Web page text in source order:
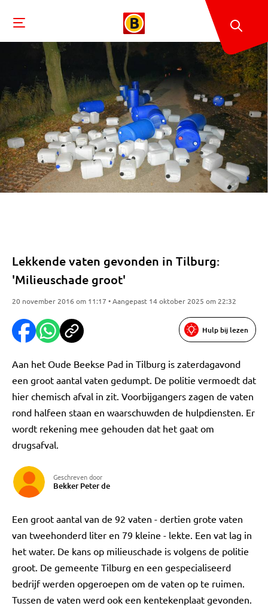
Lekkende vaten gevonden in Tilburg:
'Milieuschade groot'
20 november 2016 om 11:17 • Aangepast 14 oktober 2025 om 22:32
Hulp bij lezen
Aan het Oude Beekse Pad in Tilburg is zaterdagavond
een groot aantal vaten gedumpt. De politie vermoedt dat
hier chemisch afval in zit. Voorbijgangers zagen de vaten
rond halfeen staan en waarschuwden de hulpdiensten. Er
wordt rekening mee gehouden dat het gaat om
drugsafval.
Geschreven door
Bekker Peter de
Een groot aantal van de 92 vaten - dertien grote vaten
van tweehonderd liter en 79 kleine - lekte. Een vat lag in
het water. De kans op milieuschade is volgens de politie
groot. De gemeente Tilburg en een gespecialiseerd
bedrijf werden opgeroepen om de vaten op te ruimen.
Tussen de vaten werd ook een kentekenplaat gevonden.